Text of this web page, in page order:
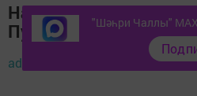
Начал работу
Путина
admin, 29 декабрь 2023 - 13:56
"Шәһри Чаллы"